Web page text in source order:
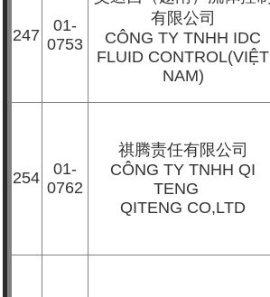
247
01-
0753
有限公司
CÔNG TY TNHH IDC
FLUID CONTROL(VIỆT
NAM)
254
01-
0762
祺腾责任有限公司
CÔNG TY TNHH QI
TENG
QITENG CO,LTD